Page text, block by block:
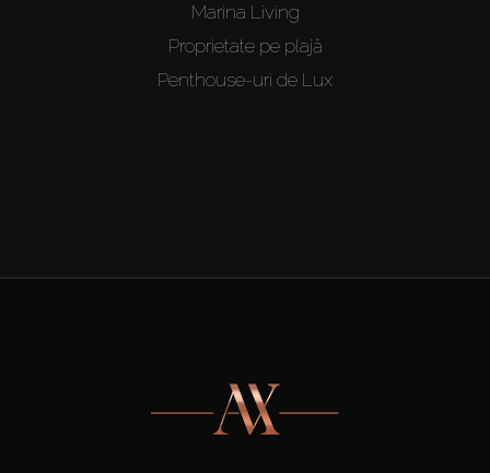
Marina Living
Proprietate pe plajă
Penthouse-uri de Lux